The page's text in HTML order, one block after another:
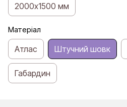
2000х1500 мм
Матеріал
Атлас Штучний шовк
Габардин